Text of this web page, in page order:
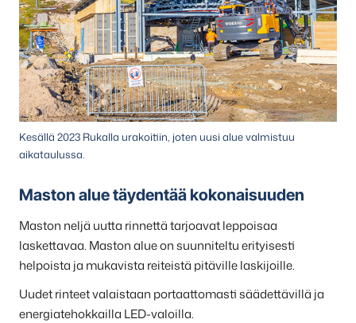
Kesällä 2023 Rukalla urakoitiin, joten uusi alue valmistuu
aikataulussa.
Maston alue täydentää kokonaisuuden
Maston neljä uutta rinnettä tarjoavat leppoisaa
laskettavaa. Maston alue on suunniteltu erityisesti
helpoista ja mukavista reiteistä pitäville laskijoille.
Uudet rinteet valaistaan portaattomasti säädettävillä ja
energiatehokkailla LED-valoilla.